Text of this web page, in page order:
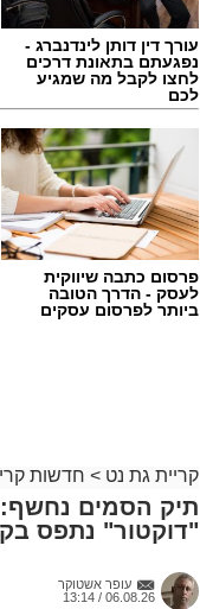
עורך דין דותן לינדנברג -
נפגעתם בתאונת דרכים
לחצו לקבל מה שמגיע
לכם
פרסום כתבה שיווקית
לעסק - הדרך הטובה
ביותר לפרסום עסקים
קריית גת נט > חדשות
תיק הסמים נחשף:
"דוקטור" נתפס
עופר אשטוקר
06.08.26 / 13:14